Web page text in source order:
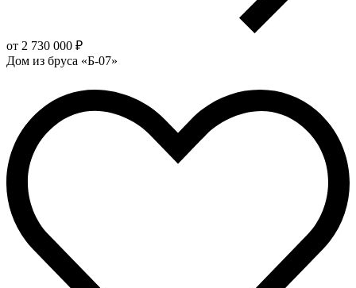
от 2 730 000 ₽
Дом из бруса «Б-07»